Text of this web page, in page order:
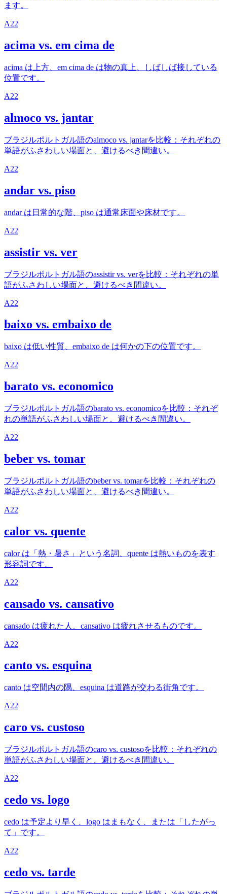
ます。
A22
acima vs. em cima de
acima は上方、em cima de は物の真上、しばしば接している
位置です。
A22
almoco vs. jantar
ブラジルポルトガル語のalmoco vs. jantarを比較：それぞれの
単語がふさわしい場面と、避けるべき間違い。
A22
andar vs. piso
andar は日常的な階、piso は通常床面や床材です。
A22
assistir vs. ver
ブラジルポルトガル語のassistir vs. verを比較：それぞれの単
語がふさわしい場面と、避けるべき間違い。
A22
baixo vs. embaixo de
baixo は低い性質、embaixo de は何かの下の位置です。
A22
barato vs. economico
ブラジルポルトガル語のbarato vs. economicoを比較：それぞ
れの単語がふさわしい場面と、避けるべき間違い。
A22
beber vs. tomar
ブラジルポルトガル語のbeber vs. tomarを比較：それぞれの
単語がふさわしい場面と、避けるべき間違い。
A22
calor vs. quente
calor は「熱・暑さ」という名詞、quente は熱いものを表す
形容詞です。
A22
cansado vs. cansativo
cansado は疲れた人、cansativo は疲れさせるものです。
A22
canto vs. esquina
canto は空間内の隅、esquina は道路が交わる街角です。
A22
caro vs. custoso
ブラジルポルトガル語のcaro vs. custosoを比較：それぞれの
単語がふさわしい場面と、避けるべき間違い。
A22
cedo vs. logo
cedo は予定より早く、logo はまもなく、または「したがっ
て」です。
A22
cedo vs. tarde